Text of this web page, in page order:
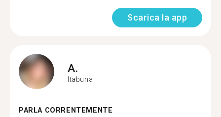
Scarica la app
A.
Itabuna
PARLA CORRENTEMENTE